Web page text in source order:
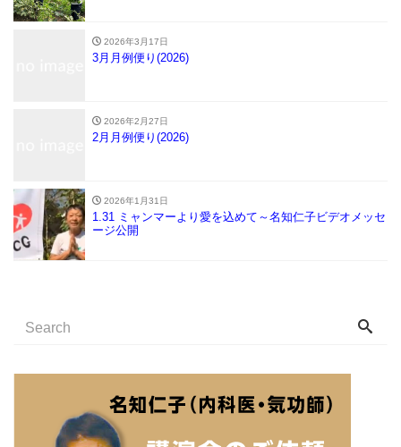
2026年3月17日
3月月例便り(2026)
2026年2月27日
2月月例便り(2026)
2026年1月31日
1.31 ミャンマーより愛を込めて～名知仁子ビデオメッセ
ージ公開